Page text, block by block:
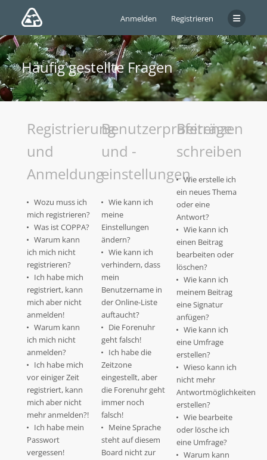
Anmelden Registrieren
Häufig gestellte Fragen
Registrierung
und
Anmeldung
Wozu muss ich
mich registrieren?
Was ist COPPA?
Warum kann
ich mich nicht
registrieren?
Ich habe mich
registriert, kann
mich aber nicht
anmelden!
Warum kann
ich mich nicht
anmelden?
Ich habe mich
vor einiger Zeit
registriert, kann
mich aber nicht
mehr anmelden?!
Ich habe mein
Passwort
vergessen!
Benutzerpräferenzen
und -
einstellungen
Wie kann ich
meine
Einstellungen
ändern?
Wie kann ich
verhindern, dass
mein
Benutzername in
der Online-Liste
auftaucht?
Die Forenuhr
geht falsch!
Ich habe die
Zeitzone
eingestellt, aber
die Forenuhr geht
immer noch
falsch!
Meine Sprache
steht auf diesem
Board nicht zur
Beiträge
schreiben
Wie erstelle ich
ein neues Thema
oder eine
Antwort?
Wie kann ich
einen Beitrag
bearbeiten oder
löschen?
Wie kann ich
meinem Beitrag
eine Signatur
anfügen?
Wie kann ich
eine Umfrage
erstellen?
Wieso kann ich
nicht mehr
Antwortmöglichkeiten
erstellen?
Wie bearbeite
oder lösche ich
eine Umfrage?
Warum kann